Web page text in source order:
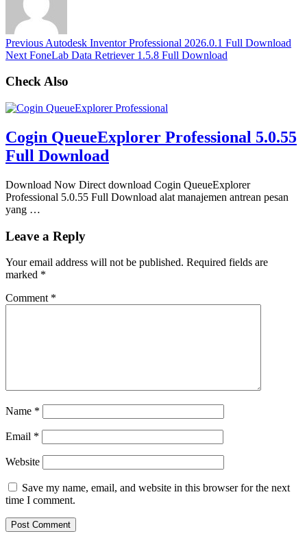
Previous Autodesk Inventor Professional 2026.0.1 Full Download
Next FoneLab Data Retriever 1.5.8 Full Download
Check Also
Cogin QueueExplorer Professional 5.0.55
Full Download
Download Now Direct download Cogin QueueExplorer
Professional 5.0.55 Full Download alat manajemen antrean pesan
yang …
Leave a Reply
Your email address will not be published. Required fields are
marked *
Comment *
Name *
Email *
Website
Save my name, email, and website in this browser for the next
time I comment.